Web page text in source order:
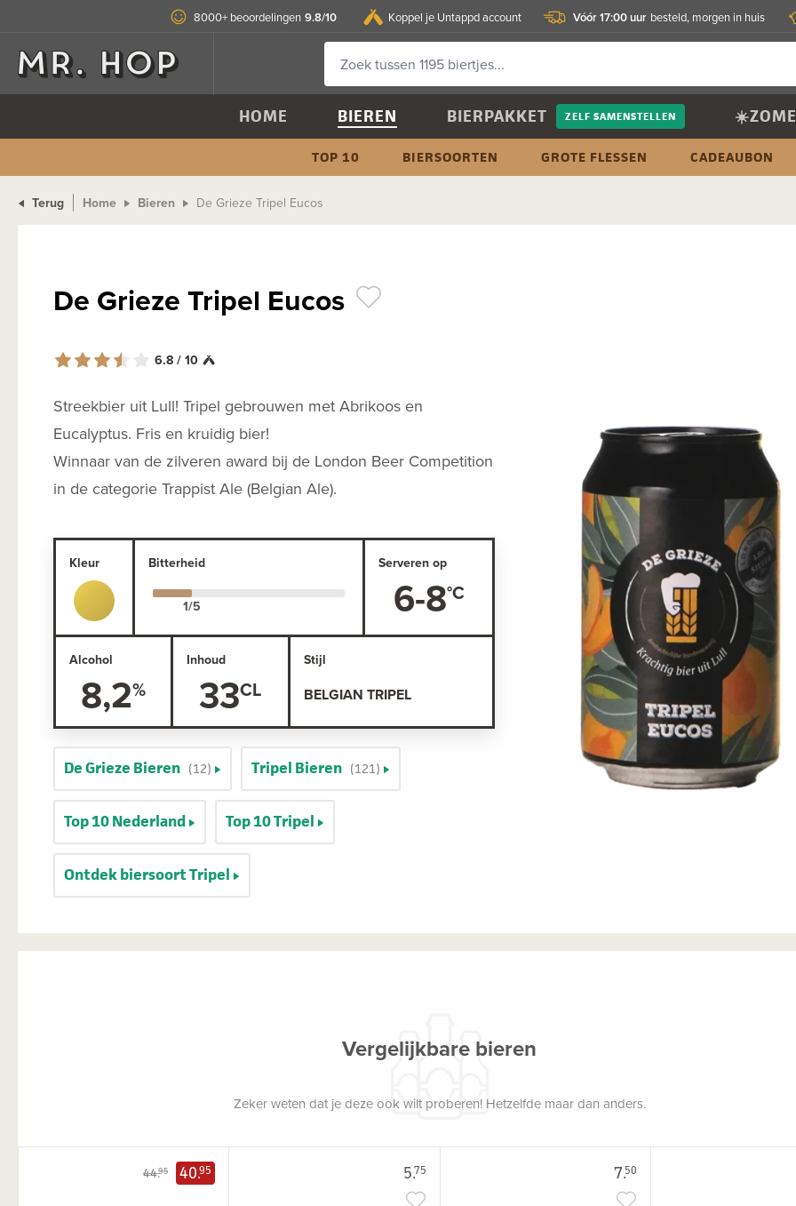
8000+ beoordelingen 9.8/10 Koppel je Untappd account Vóór 17:00 uur besteld, morgen in huis
HOME BIEREN BIERPAKKET ZELF SAMENSTELLEN
TOP 10 BIERSOORTEN GROTE FLESSEN CADEAUBON
Terug Home Bieren De Grieze Tripel Eucos
De Grieze Tripel Eucos
6.8 / 10
Streekbier uit Lull! Tripel gebrouwen met Abrikoos en
Eucalyptus. Fris en kruidig bier!
Winnaar van de zilveren award bij de London Beer Competition
in de categorie Trappist Ale (Belgian Ale).
Kleur Bitterheid Serveren op
6-8
Alcohol
8,2
Inhoud
33
Stijl
BELGIAN TRIPEL
De Grieze Bieren (12) Tripel Bieren (121)
Top 10 Nederland Top 10 Tripel
Ontdek biersoort Tripel
Vergelijkbare bieren
Zeker weten dat je deze ook wilt proberen! Hetzelfde maar dan anders.
44.95 40.95 5.75 7.50